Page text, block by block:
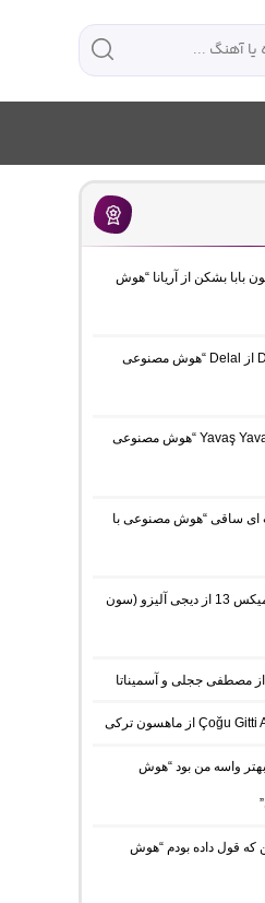
بابا بشکن از آریانا “هوش
دانلود آهنگ Dawet a Kurda از Delal “هوش مصنوعی
دانلود آهنگ Yavaş Yavaş Derin Derin “هوش مصنوعی
ای ساقی “هوش مصنوعی با
دانلود آهنگ ریمیکس مینی میکس 13 از دیجی آلیزو (سون
بهتر واسه من بود “هوش
که قول داده بودم “هوش